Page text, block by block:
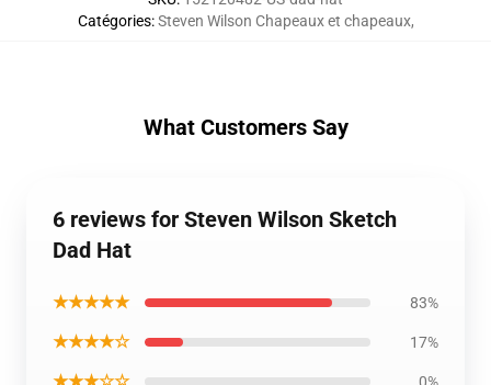
Catégories:Steven Wilson Chapeaux et chapeaux,
What Customers Say
6 reviews for Steven Wilson Sketch
Dad Hat
★★★★★ 83%
★★★★☆ 17%